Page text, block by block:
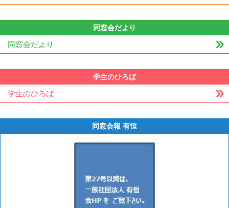
同窓会だより
同窓会だより
学生のひろば
学生のひろば
同窓会報 有恒